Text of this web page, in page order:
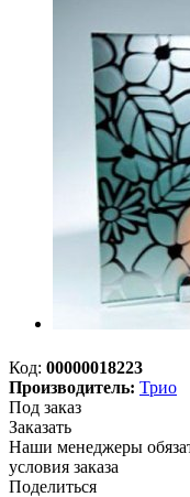
Код: 00000018223
Производитель: Трио
Под заказ
Заказать
Наши менеджеры
условия заказа
Поделиться